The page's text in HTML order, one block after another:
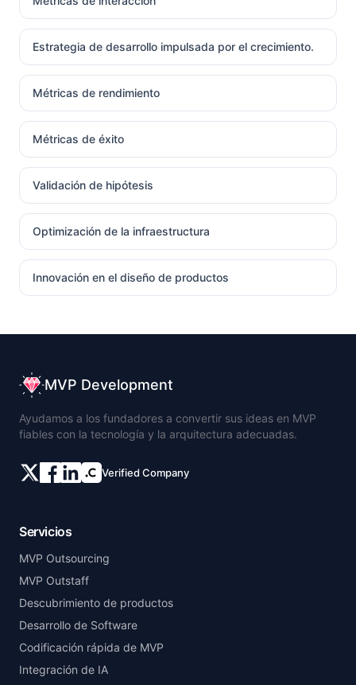
Estrategia de desarrollo impulsada por el crecimiento.
Métricas de rendimiento
Métricas de éxito
Validación de hipótesis
Optimización de la infraestructura
Innovación en el diseño de productos
MVP Development
Ayudamos a los fundadores a convertir sus ideas en MVP
fiables con la tecnología y la arquitectura adecuadas.
Verified Company
Servicios
MVP Outsourcing
MVP Outstaff
Descubrimiento de productos
Desarrollo de Software
Codificación rápida de MVP
Integración de IA